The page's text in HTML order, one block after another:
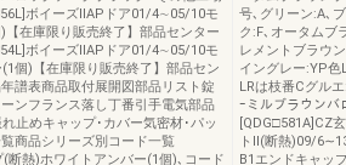
ボイーズⅡAPドア01/4∼05/10モ
在庫限り販売終了】部品センター
ボイーズⅡAPドア01/4∼05/10モ
個)【在庫限り販売終了】部品セン
譜表商品取付展開図部品リスト錠
ンフランス落し丁番引手電気部品
止めキャップ･カバー気密材･パッ
商品シリーズ別コード一覧
断熱)ホワイトアンバー(1個)､コード
号､グリーン:A､
ク:F､オータムブ
レメントブラウ
イングレー:YP色
LRは枝番Cグル
ｰミルブラウンバ
[QDG□581A]CZ
トⅡ(断熱)09/
B1エンドキャッ